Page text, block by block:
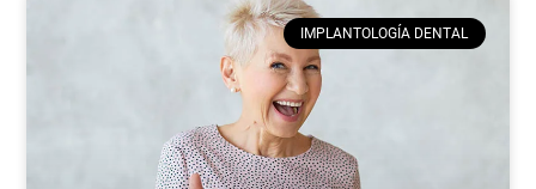
IMPLANTOLOGÍA DENTAL